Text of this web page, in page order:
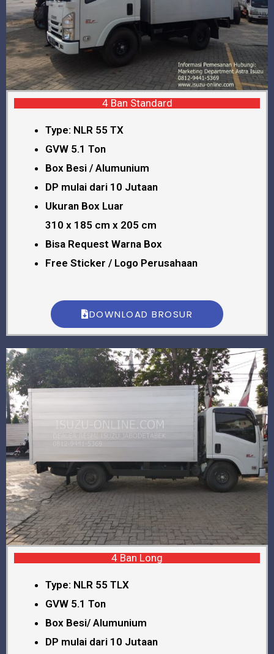
4 Ban Standard
Type: NLR 55 TX
GVW 5.1 Ton
Box Besi / Alumunium
DP mulai dari 10 Jutaan
Ukuran Box Luar
310 x 185 cm x 205 cm
Bisa Request Warna Box
Free Sticker / Logo Perusahaan
DOWNLOAD BROSUR
4 Ban Long
Type: NLR 55 TLX
GVW 5.1 Ton
Box Besi/ Alumunium
DP mulai dari 10 Jutaan